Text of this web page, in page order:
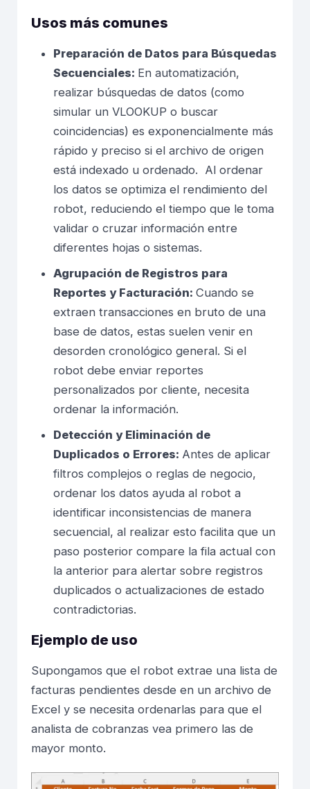
Usos más comunes
Preparación de Datos para Búsquedas
Secuenciales: En automatización,
realizar búsquedas de datos (como
simular un VLOOKUP o buscar
coincidencias) es exponencialmente más
rápido y preciso si el archivo de origen
está indexado u ordenado. Al ordenar
los datos se optimiza el rendimiento del
robot, reduciendo el tiempo que le toma
validar o cruzar información entre
diferentes hojas o sistemas.
Agrupación de Registros para
Reportes y Facturación: Cuando se
extraen transacciones en bruto de una
base de datos, estas suelen venir en
desorden cronológico general. Si el
robot debe enviar reportes
personalizados por cliente, necesita
ordenar la información.
Detección y Eliminación de
Duplicados o Errores: Antes de aplicar
filtros complejos o reglas de negocio,
ordenar los datos ayuda al robot a
identificar inconsistencias de manera
secuencial, al realizar esto facilita que un
paso posterior compare la fila actual con
la anterior para alertar sobre registros
duplicados o actualizaciones de estado
contradictorias.
Ejemplo de uso
Supongamos que el robot extrae una lista de
facturas pendientes desde en un archivo de
Excel y se necesita ordenarlas para que el
analista de cobranzas vea primero las de
mayor monto.